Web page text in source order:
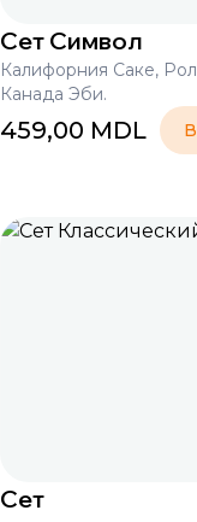
Сет Символ
Калифорния Саке,
Канада Эби.
459,00 MDL
Сет